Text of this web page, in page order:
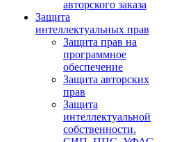
авторского заказа
Защита
интеллектуальных прав
Защита прав на
программное
обеспечение
Защита авторских
прав
Защита
интеллектуальной
собственности.